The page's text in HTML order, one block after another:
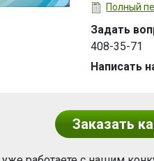
Полный
Задать
408-35-71
Написать
Заказать